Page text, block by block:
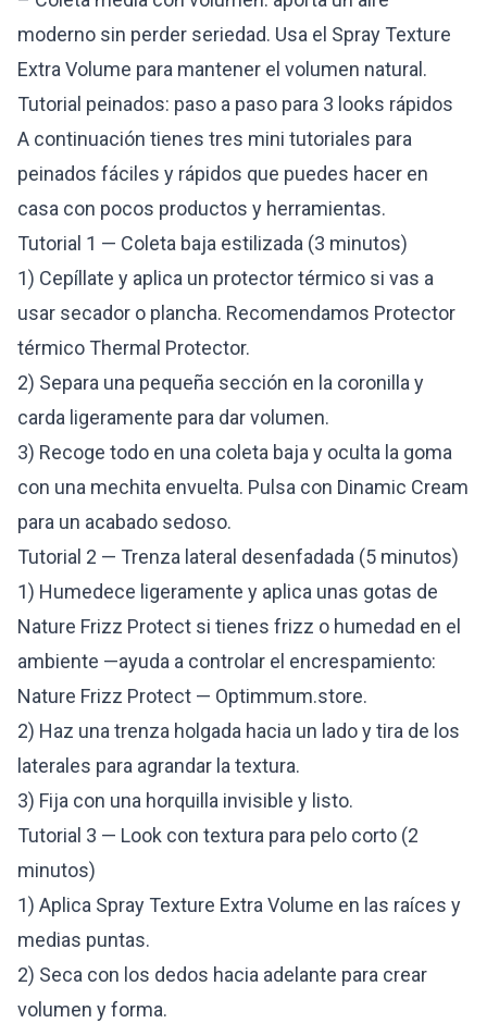
moderno sin perder seriedad. Usa el Spray Texture
Extra Volume para mantener el volumen natural.
Tutorial peinados: paso a paso para 3 looks rápidos
A continuación tienes tres mini tutoriales para
peinados fáciles y rápidos que puedes hacer en
casa con pocos productos y herramientas.
Tutorial 1 — Coleta baja estilizada (3 minutos)
1) Cepíllate y aplica un protector térmico si vas a
usar secador o plancha. Recomendamos Protector
térmico Thermal Protector.
2) Separa una pequeña sección en la coronilla y
carda ligeramente para dar volumen.
3) Recoge todo en una coleta baja y oculta la goma
con una mechita envuelta. Pulsa con Dinamic Cream
para un acabado sedoso.
Tutorial 2 — Trenza lateral desenfadada (5 minutos)
1) Humedece ligeramente y aplica unas gotas de
Nature Frizz Protect si tienes frizz o humedad en el
ambiente —ayuda a controlar el encrespamiento:
Nature Frizz Protect — Optimmum.store.
2) Haz una trenza holgada hacia un lado y tira de los
laterales para agrandar la textura.
3) Fija con una horquilla invisible y listo.
Tutorial 3 — Look con textura para pelo corto (2
minutos)
1) Aplica Spray Texture Extra Volume en las raíces y
medias puntas.
2) Seca con los dedos hacia adelante para crear
volumen y forma.